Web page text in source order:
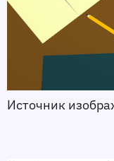
Источник